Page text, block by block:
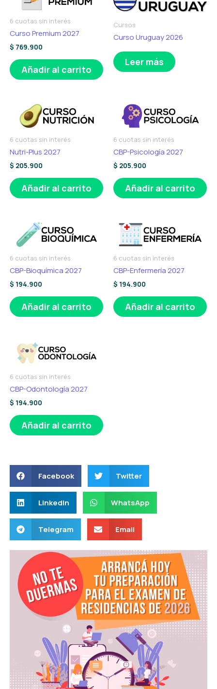
6 cuotas sin interés
Curso Premium 2027
$ 769.900
Añadir al carrito
Cursos
Curso Uruguay 2026
Leer más
6 cuotas sin interés
Nutri-Plus 2027
$ 205.900
Añadir al carrito
6 cuotas sin interés
CBP-Psicología 2027
$ 205.900
Añadir al carrito
6 cuotas sin interés
CBP-Bioquímica 2027
$ 194.900
Añadir al carrito
6 cuotas sin interés
CBP-Enfermería 2027
$ 194.900
Añadir al carrito
6 cuotas sin interés
CBP-Odontología 2027
$ 194.900
Añadir al carrito
Facebook Twitter
LinkedIn WhatsApp
Telegram Email